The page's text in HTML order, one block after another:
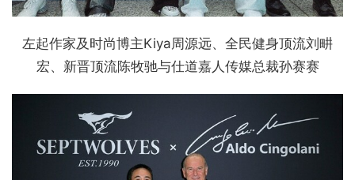
左起作家及时尚博主Kiya周源远、全民健身顶流刘畊
宏、新晋顶流陈牧驰与仕道嘉人传媒总裁孙赛赛